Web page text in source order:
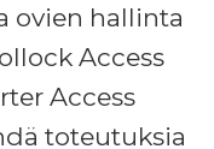
ovien hallinta
Access
Access
toteutuksia